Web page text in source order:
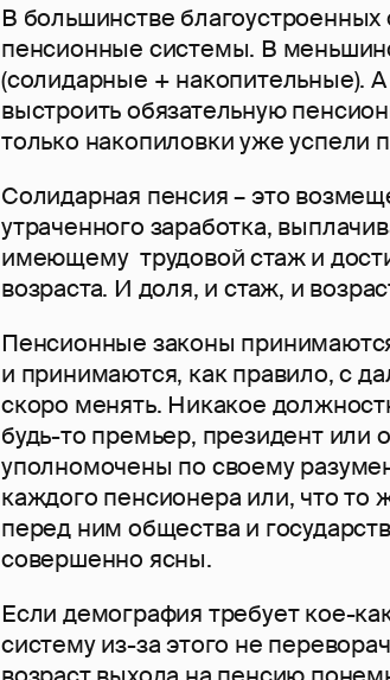
В большинстве
пенсионные системы. В
(солидарные + накопительные).
выстроить обязательную
только накопиловки уже успели
Солидарная пенсия – это
утраченного заработка,
имеющему трудовой стаж и
возраста. И доля, и стаж, и
Пенсионные законы
и принимаются, как правило, с
скоро менять. Никакое
будь-то премьер, президент или
уполномочены по своему
каждого пенсионера или, что то
перед ним общества и
совершенно ясны.
Если демография требует кое-
систему из-за этого не